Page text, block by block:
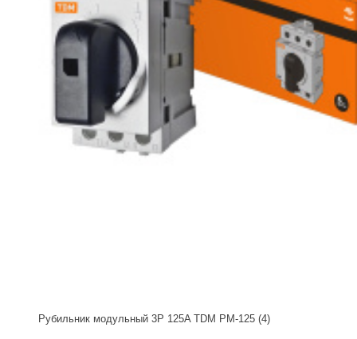
Рубильник модульный 3P 125A TDM РМ-125 (4)